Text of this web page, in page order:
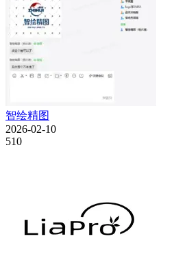
智绘精图
2026-02-10
510